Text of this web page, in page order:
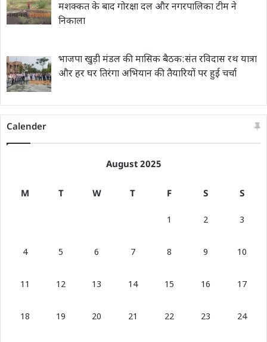
मशक्कत के बाद गोरक्षा दल और नगरपालिका टीम ने
निकाला
भाजपा खुड़ी मंडल की मासिक बैठक:संत रविदास रथ यात्रा
और हर घर तिरंगा अभियान की तैयारियों पर हुई चर्चा
Calender
August 2025
M T W T F S S
1 2 3
4 5 6 7 8 9 10
11 12 13 14 15 16 17
18 19 20 21 22 23 24